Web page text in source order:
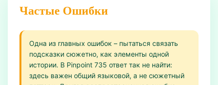
Частые Ошибки
Одна из главных ошибок – пытаться связать
подсказки сюжетно, как элементы одной
истории. В Pinpoint 735 ответ так не найти:
здесь важен общий языковой, а не сюжетный